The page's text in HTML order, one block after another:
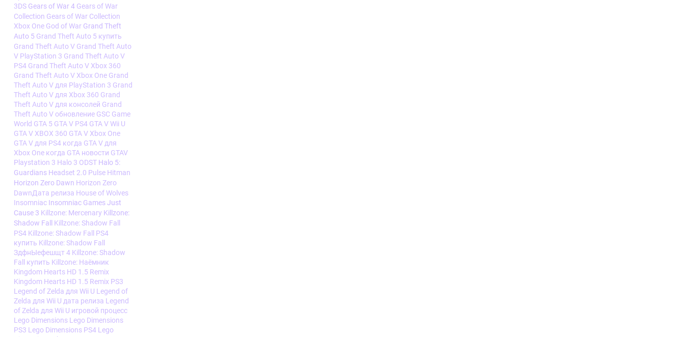
3DS Gears of War 4 Gears of War
Collection Gears of War Collection
Xbox One God of War Grand Theft
Auto 5 Grand Theft Auto 5 купить
Grand Theft Auto V Grand Theft Auto
V PlayStation 3 Grand Theft Auto V
PS4 Grand Theft Auto V Xbox 360
Grand Theft Auto V Xbox One Grand
Theft Auto V для PlayStation 3 Grand
Theft Auto V для Xbox 360 Grand
Theft Auto V для консолей Grand
Theft Auto V обновление GSC Game
World GTA 5 GTA V PS4 GTA V Wii U
GTA V XBOX 360 GTA V Xbox One
GTA V для PS4 когда GTA V для
Xbox One когда GTA новости GTAV
Playstation 3 Halo 3 ODST Halo 5:
Guardians Headset 2.0 Pulse Hitman
Horizon Zero Dawn Horizon Zero
DawnДата релиза House of Wolves
Insomniac Insomniac GamesJust
Cause 3 Killzone: Mercenary Killzone:
Shadow Fall Killzone: Shadow Fall
PS4 Killzone: Shadow Fall PS4
купить Killzone: Shadow Fall
ЗдфнЫефешщт 4 Killzone: Shadow
Fall купить Killzone: Наёмник
Kingdom Hearts HD 1.5 Remix
Kingdom Hearts HD 1.5 Remix PS3
Legend of Zelda для Wii U Legend of
Zelda для Wii U дата релиза Legend
of Zelda для Wii U игровой процесс
Lego Dimensions Lego Dimensions
PS3 Lego Dimensions PS4 Lego